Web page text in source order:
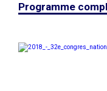
Programme